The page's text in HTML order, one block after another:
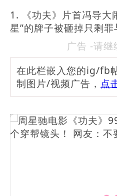
1. 《功夫》片首冯导大
星”的牌子被砸掉只剩罪
广告 -请继
在此栏嵌入您的ig/fb
制图片/视频广告， 点